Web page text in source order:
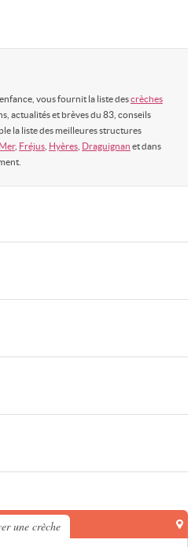
vous fournit la liste descrèches
actualités et brèves du 83, conseils
la liste des meilleures structures
, Fréjus, Hyères, Draguignan et dans
une crèche